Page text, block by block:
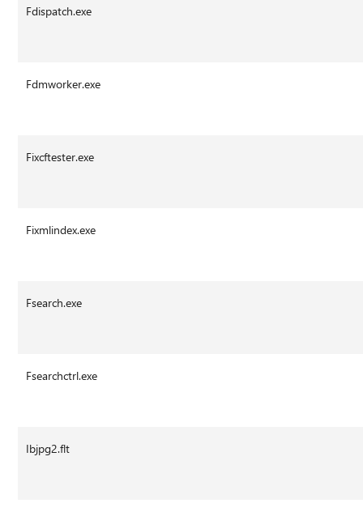
Fdispatch.exe
Fdmworker.exe
Fixcftester.exe
Fixmlindex.exe
Fsearch.exe
Fsearchctrl.exe
Ibjpg2.flt